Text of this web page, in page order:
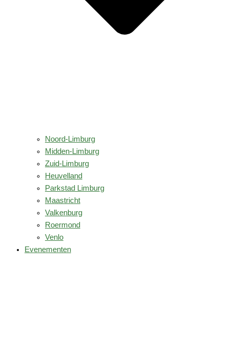
Noord-Limburg
Midden-Limburg
Zuid-Limburg
Heuvelland
Parkstad Limburg
Maastricht
Valkenburg
Roermond
Venlo
Evenementen